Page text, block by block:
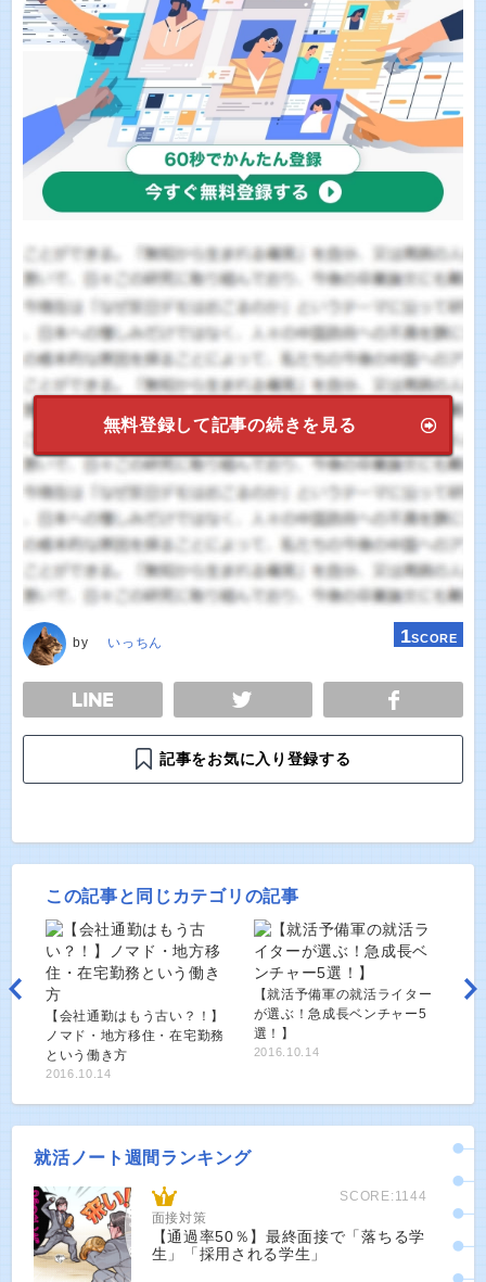
無料登録して記事の続きを見る
by いっちん 1SCORE
TWEET
記事をお気に入り登録する
この記事と同じカテゴリの記事
【会社通勤はもう古い？！】
ノマド・地方移住・在宅勤務
という働き方
2016.10.14
【就活予備軍の就活ライター
が選ぶ！急成長ベンチャー5
選！】
2016.10.14
就活ノート週間ランキング
SCORE:1144
面接対策
【通過率50％】最終面接で「落ちる学
生」「採用される学生」